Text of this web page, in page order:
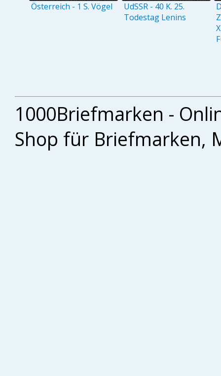
Österreich - 1 S. Vögel
UdSSR - 40 K. 25.
Todestag Lenins
1000Briefmarken -
Shop für Briefmarken,